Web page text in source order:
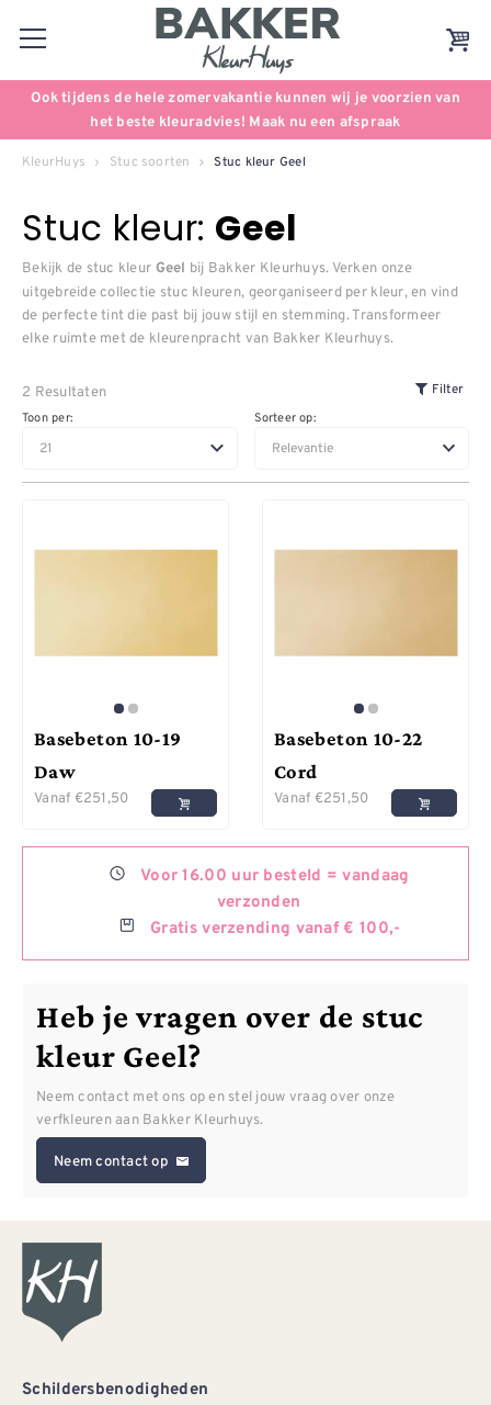
Ook tijdens de hele zomervakantie kunnen wij je voorzien van
het beste kleuradvies! Maak nu een afspraak
KleurHuys Stuc soorten Stuc kleur Geel
Stuc kleur: Geel
Bekijk de stuc kleur Geel bij Bakker Kleurhuys. Verken onze
uitgebreide collectie stuc kleuren, georganiseerd per kleur, en vind
de perfecte tint die past bij jouw stijl en stemming. Transformeer
elke ruimte met de kleurenpracht van Bakker Kleurhuys.
2 Resultaten Filter
Toon per: Sorteer op:
Basebeton 10-19
Daw
Vanaf €251,50
Basebeton 10-22
Cord
Vanaf €251,50
Voor 16.00 uur besteld =vandaag
verzonden
Gratisverzending vanaf € 100,-
Heb je vragen over de stuc
kleur Geel?
Neem contact met ons op en stel jouw vraag over onze
verfkleuren aan Bakker Kleurhuys.
Neem contact op
Schildersbenodigheden